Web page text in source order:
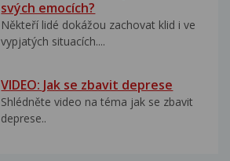
svých emocích?
Někteří lidé dokážou zachovat klid i ve
vypjatých situacích....
VIDEO: Jak se zbavit deprese
Shlédněte video na téma jak se zbavit
deprese..